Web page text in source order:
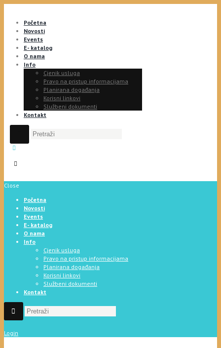
Početna
Novosti
Events
E- katalog
O nama
Info
Cjenik usluga
Pravo na pristup informacijama
Planirana događanja
Korisni linkovi
Službeni dokumenti
Kontakt
Close
Početna
Novosti
Events
E- katalog
O nama
Info
Cjenik usluga
Pravo na pristup informacijama
Planirana događanja
Korisni linkovi
Službeni dokumenti
Kontakt
Login